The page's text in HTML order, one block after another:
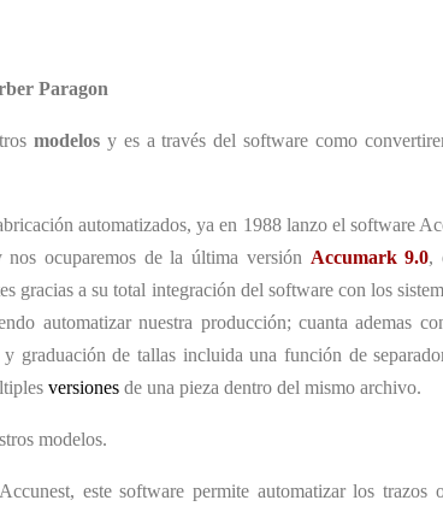
Paragon
modelos y es a través del software como
automatizados, ya en 1988 lanzo el software
ocuparemos de la última versión Accumark 9.0,
gracias a su total integración del software con los
automatizar nuestra producción; cuanta ademas
graduación de tallas incluida una función de
versiones de una pieza dentro del mismo archivo.
modelos.
este software permite automatizar los trazos